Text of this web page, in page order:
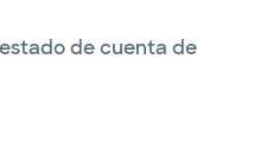
de cuenta de